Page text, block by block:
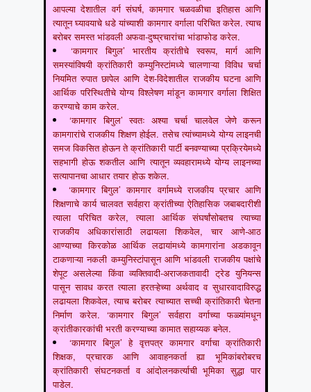
आपल्या देशातील वर्ग संघर्ष, कामगार चळवळीचा इतिहास आणि
त्यातून घ्यावयाचे धडे यांच्याशी कामगार वर्गाला परिचित करेल. त्याच
बरोबर समस्त भांडवली अफवा-दुष्प्रचारांचा भांडाफोड करेल.
‘कामगार बिगुल’ भारतीय क्रांतीचे स्वरूप, मार्ग आणि
समस्यांविषयी क्रांतिकारी कम्युनिस्टांमध्ये चालणाऱ्या विविध चर्चा
नियमित रुपात छापेल आणि देश-विदेशातील राजकीय घटना आणि
आर्थिक परिस्थितीचे योग्य विश्लेषण मांडून कामगार वर्गाला शिक्षित
करण्याचे काम करेल.
‘कामगार बिगुल’ स्वतः अश्या चर्चा चालवेल जेणे करून
कामगारांचे राजकीय शिक्षण होईल. तसेच त्यांच्यामध्ये योग्य लाइनची
समज विकसित होऊन ते क्रांतिकारी पार्टी बनवण्याच्या प्रक्रियेमध्ये
सहभागी होऊ शकतील आणि त्यातून व्यवहारामध्ये योग्य लाइनच्या
सत्यापानचा आधार तयार होऊ शकेल.
‘कामगार बिगुल’ कामगार वर्गामध्ये राजकीय प्रचार आणि
शिक्षणाचे कार्य चालवत सर्वहारा क्रांतीच्या ऐतिहासिक जबाबदारीशी
त्याला परिचित करेल, त्याला आर्थिक संघर्षांसोबतच त्याच्या
राजकीय अधिकारांसाठी लढायला शिकवेल, चार आणे-आठ
आण्याच्या किरकोळ आर्थिक लढायांमध्ये कामगारांना अडकावून
टाकणाऱ्या नकली कम्युनिस्टांपासून आणि भांडवली राजकीय पक्षांचे
शेपूट असलेल्या किंवा व्यक्तिवादी-अराजकतावादी ट्रेड युनियन्स
पासून सावध करत त्याला हरतऱ्हेच्या अर्थवाद व सुधारवादाविरुद्ध
लढायला शिकवेल, त्याच बरोबर त्याच्यात सच्ची क्रांतिकारी चेतना
निर्माण करेल. ‘कामगार बिगुल’ सर्वहारा वर्गाच्या फळ्यांमधून
क्रांतीकारकांची भरती करण्याच्या कामात सहाय्यक बनेल.
‘कामगार बिगुल’ हे वृत्तपत्र कामगार वर्गाचा क्रांतिकारी
शिक्षक, प्रचारक आणि आवाहनकर्ता ह्या भूमिकांबरोबरच
क्रांतिकारी संघटनकर्ता व आंदोलनकर्त्याची भूमिका सुद्धा पार
पाडेल.